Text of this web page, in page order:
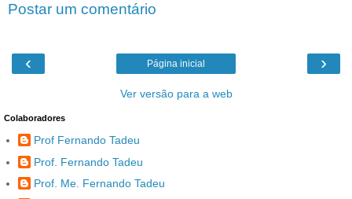
Postar um comentário
‹ ›
Página inicial
Ver versão para a web
Colaboradores
Prof Fernando Tadeu
Prof. Fernando Tadeu
Prof. Me. Fernando Tadeu